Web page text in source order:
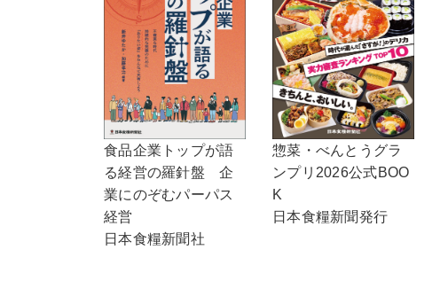
食品企業トップが語
る経営の羅針盤 企
業にのぞむパーパス
経営
日本食糧新聞社
惣菜・べんとうグラ
ンプリ2026公式BOO
K
日本食糧新聞発行